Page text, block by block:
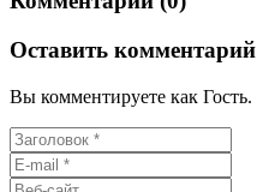
Оставить комментарий
Вы комментируете как Гость.